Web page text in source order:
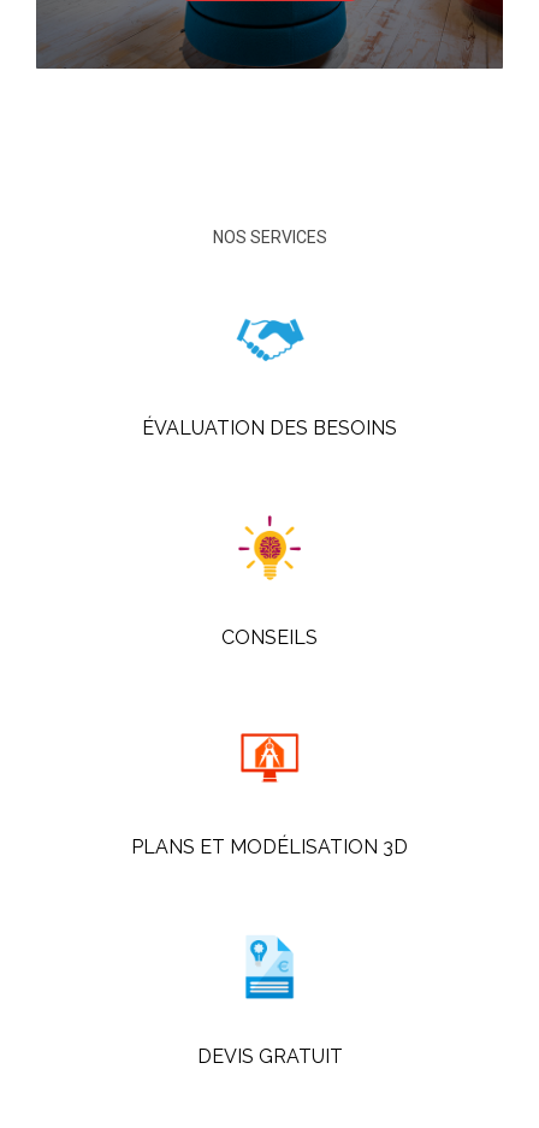
NOS SERVICES
ÉVALUATION DES BESOINS
CONSEILS
PLANS ET MODÉLISATION 3D
DEVIS GRATUIT